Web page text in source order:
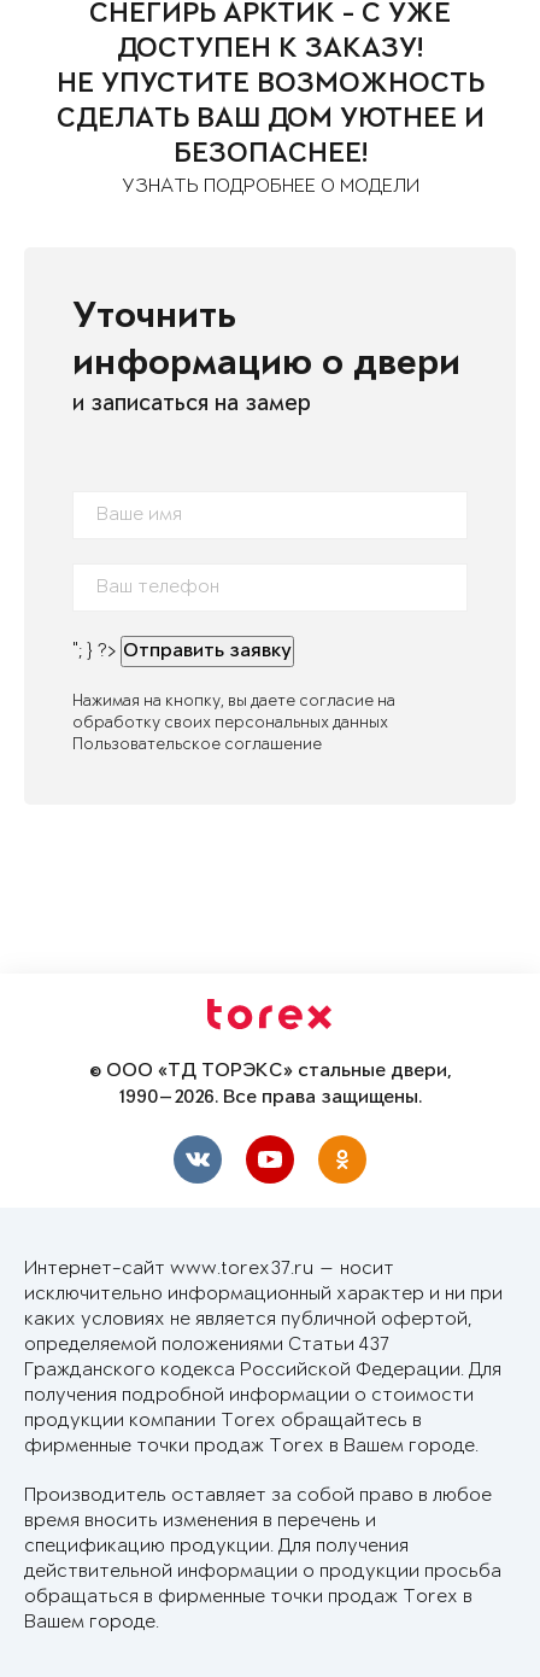
СНЕГИРЬ АРКТИК - С УЖЕ
ДОСТУПЕН К ЗАКАЗУ!
НЕ УПУСТИТЕ ВОЗМОЖНОСТЬ
СДЕЛАТЬ ВАШ ДОМ УЮТНЕЕ И
БЕЗОПАСНЕЕ!
УЗНАТЬ ПОДРОБНЕЕ О МОДЕЛИ
Уточнить
информацию о двери
и записаться на замер
"; } ?> Отправить заявку
Нажимая на кнопку, вы даете согласие на
обработку своих персональных данных
Пользовательское соглашение
© ООО «ТД ТОРЭКС» стальные двери,
1990—2026. Все права защищены.
Интернет-сайт www.torex37.ru — носит
исключительно информационный характер и ни при
каких условиях не является публичной офертой,
определяемой положениями Статьи 437
Гражданского кодекса Российской Федерации. Для
получения подробной информации о стоимости
продукции компании Torex обращайтесь в
фирменные точки продаж Torex в Вашем городе.
Производитель оставляет за собой право в любое
время вносить изменения в перечень и
спецификацию продукции. Для получения
действительной информации о продукции просьба
обращаться в фирменные точки продаж Torex в
Вашем городе.